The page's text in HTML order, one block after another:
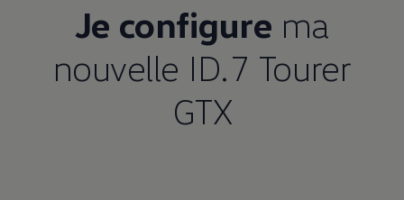
Je configure ma
nouvelle ID.7 Tourer
GTX